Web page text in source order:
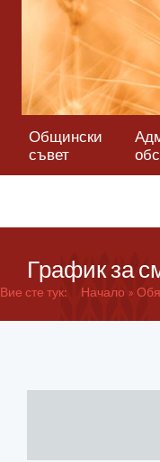
Общински
съвет
График за
Вие сте тук: Начало